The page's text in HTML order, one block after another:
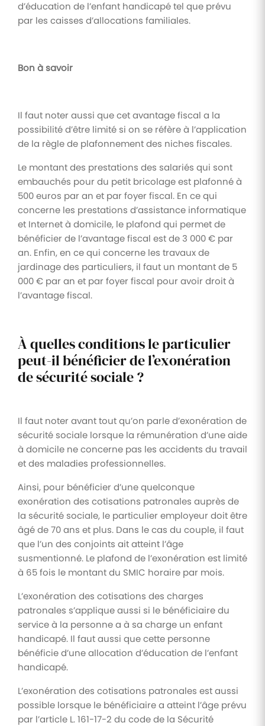
d’éducation de l’enfant handicapé tel que prévu
par les caisses d’allocations familiales.
Bon à savoir
Il faut noter aussi que cet avantage fiscal a la
possibilité d’être limité si on se réfère à l’application
de la règle de plafonnement des niches fiscales.
Le montant des prestations des salariés qui sont
embauchés pour du petit bricolage est plafonné à
500 euros par an et par foyer fiscal. En ce qui
concerne les prestations d’assistance informatique
et Internet à domicile, le plafond qui permet de
bénéficier de l’avantage fiscal est de 3 000 € par
an. Enfin, en ce qui concerne les travaux de
jardinage des particuliers, il faut un montant de 5
000 € par an et par foyer fiscal pour avoir droit à
l’avantage fiscal.
À quelles conditions le particulier
peut-il bénéficier de l’exonération
de sécurité sociale ?
Il faut noter avant tout qu’on parle d’exonération de
sécurité sociale lorsque la rémunération d’une aide
à domicile ne concerne pas les accidents du travail
et des maladies professionnelles.
Ainsi, pour bénéficier d’une quelconque
exonération des cotisations patronales auprès de
la sécurité sociale, le particulier employeur doit être
âgé de 70 ans et plus. Dans le cas du couple, il faut
que l’un des conjoints ait atteint l’âge
susmentionné. Le plafond de l’exonération est limité
à 65 fois le montant du SMIC horaire par mois.
L’exonération des cotisations des charges
patronales s’applique aussi si le bénéficiaire du
service à la personne a à sa charge un enfant
handicapé. Il faut aussi que cette personne
bénéficie d’une allocation d’éducation de l’enfant
handicapé.
L’exonération des cotisations patronales est aussi
possible lorsque le bénéficiaire a atteint l’âge prévu
par l’article L. 161-17-2 du code de la Sécurité